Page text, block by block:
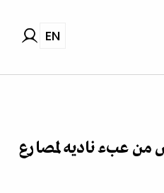
EN
من عبء ناديه لمصارع